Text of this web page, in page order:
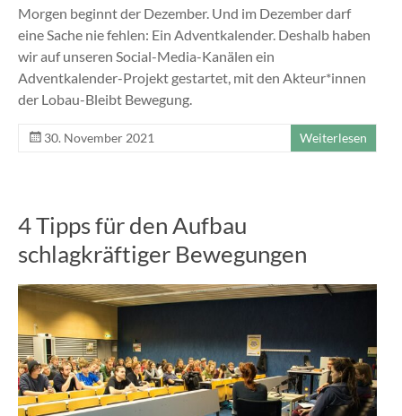
Morgen beginnt der Dezember. Und im Dezember darf
eine Sache nie fehlen: Ein Adventkalender. Deshalb haben
wir auf unseren Social-Media-Kanälen ein
Adventkalender-Projekt gestartet, mit den Akteur*innen
der Lobau-Bleibt Bewegung.
30. November 2021 Weiterlesen
4 Tipps für den Aufbau
schlagkräftiger Bewegungen